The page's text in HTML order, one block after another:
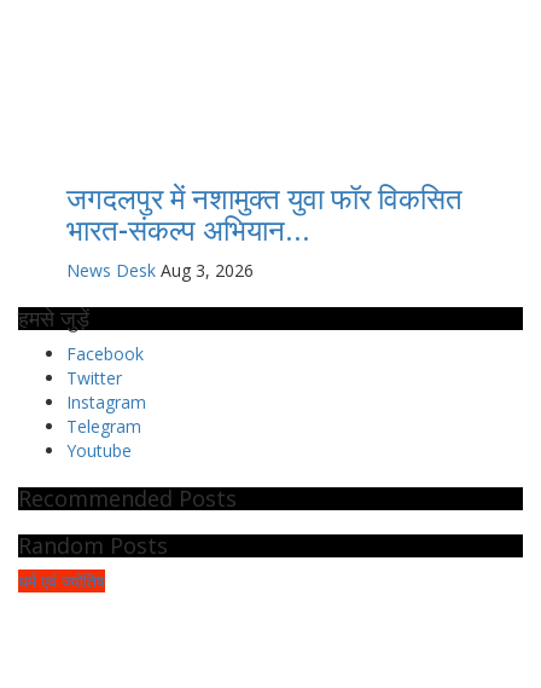
जगदलपुर में नशामुक्त युवा फॉर विकसित
भारत-संकल्प अभियान...
News Desk Aug 3, 2026
हमसे जुड़ें
Facebook
Twitter
Instagram
Telegram
Youtube
Recommended Posts
Random Posts
धर्म एवं ज्योतिष